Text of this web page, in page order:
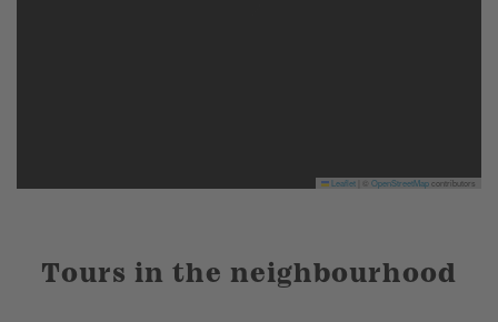
Leaflet OpenStreetMapcontributors
Tours in the neighbourhood